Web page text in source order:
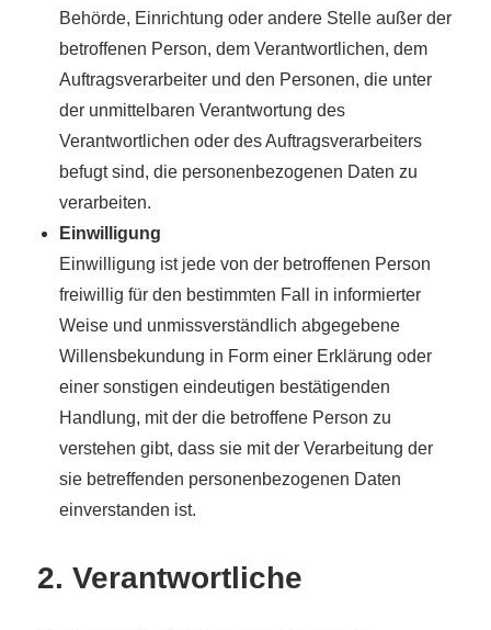
Behörde, Einrichtung oder andere Stelle außer der
betroffenen Person, dem Verantwortlichen, dem
Auftragsverarbeiter und den Personen, die unter
der unmittelbaren Verantwortung des
Verantwortlichen oder des Auftragsverarbeiters
befugt sind, die personenbezogenen Daten zu
verarbeiten.
Einwilligung
Einwilligung ist jede von der betroffenen Person
freiwillig für den bestimmten Fall in informierter
Weise und unmissverständlich abgegebene
Willensbekundung in Form einer Erklärung oder
einer sonstigen eindeutigen bestätigenden
Handlung, mit der die betroffene Person zu
verstehen gibt, dass sie mit der Verarbeitung der
sie betreffenden personenbezogenen Daten
einverstanden ist.
2. Verantwortliche